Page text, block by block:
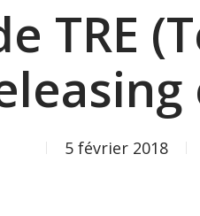
TRE
5 février 2018